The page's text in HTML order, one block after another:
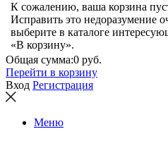
К сожалению, ваша корзина
Исправить это недоразумение
выберите в каталоге
«В корзину».
Общая сумма:0 руб.
Перейти в корзину
Вход Регистрация
Меню